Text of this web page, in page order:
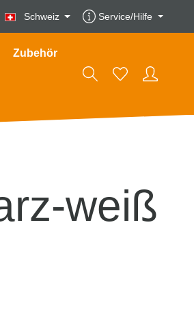
Schweiz Service/Hilfe
Zubehör
weiß